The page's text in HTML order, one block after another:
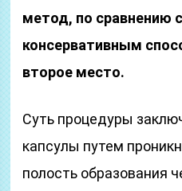
метод, по сравнению
консервативным
второе место.
Суть процедуры
капсулы путем
полость образования